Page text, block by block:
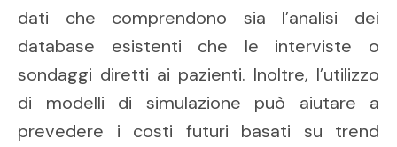
dati che comprendono sia l’analisi dei
database esistenti che le interviste o
sondaggi diretti ai pazienti. Inoltre, l’utilizzo
di modelli di simulazione può aiutare a
prevedere i costi futuri basati su trend